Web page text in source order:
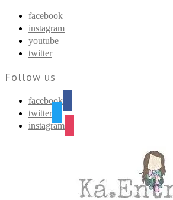
facebook
instagram
youtube
twitter
Follow us
facebook
twitter
instagram